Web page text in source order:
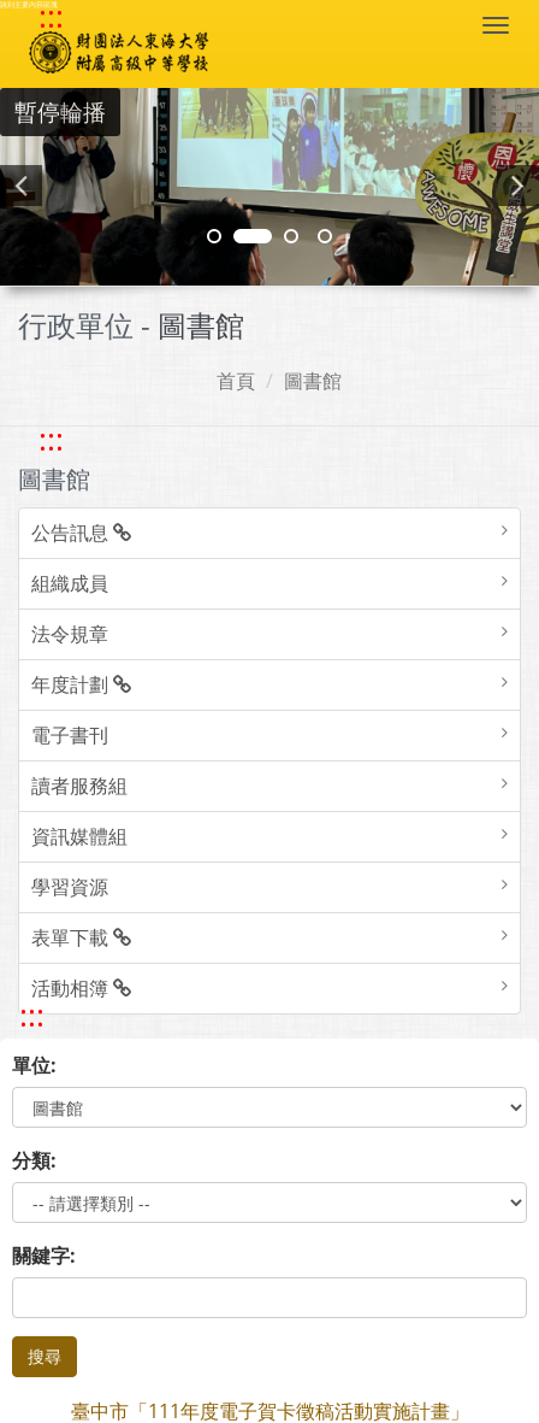
跳到主要內容區塊
:::
暫停輪播
行政單位 - 圖書館
首頁 圖書館
:::
圖書館
公告訊息
組織成員
法令規章
年度計劃
電子書刊
讀者服務組
資訊媒體組
學習資源
表單下載
活動相簿
:::
單位:
分類:
關鍵字:
搜尋
臺中市「111年度電子賀卡徵稿活動實施計畫」